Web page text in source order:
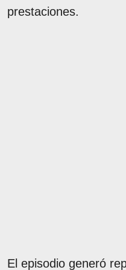
prestaciones.
El episodio generó